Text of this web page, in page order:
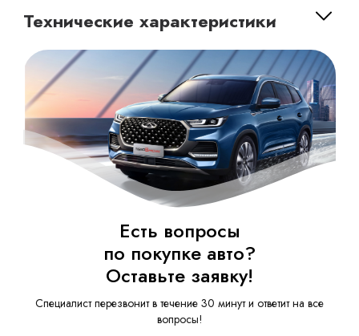
Технические характеристики
Есть вопросы
по покупке авто?
Оставьте заявку!
Специалист перезвонит в течение 30 минут и ответит на все
вопросы!